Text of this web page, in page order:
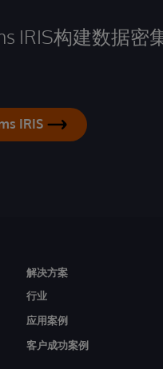
IRIS构建数据密
IRIS
解决方案
行业
应用案例
客户成功案例